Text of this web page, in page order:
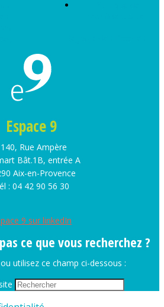
Espace 9
Rue Ampère
Bât.1B, entrée A
Aix-en-Provence
: 04 42 90 56 30
9 sur linkedIn
ce que vous recherchez ?
ou utilisez ce champ ci-dessous :